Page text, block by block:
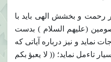
رحمت و بخشش الهى بايد با
(عليهم السلام ) بدست
نمايد و نيز درباره آياتى كه
تاءمل نمايد؛ (( لا يعبؤ بكم